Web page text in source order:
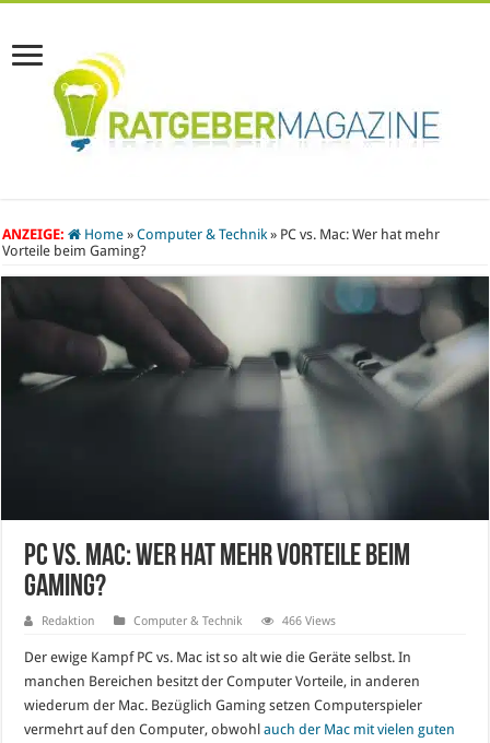
ANZEIGE: Home » Computer & Technik » PC vs. Mac: Wer hat mehr
Vorteile beim Gaming?
PC vs. Mac: Wer hat mehr Vorteile beim
Gaming?
Redaktion Computer & Technik 466 Views
Der ewige Kampf PC vs. Mac ist so alt wie die Geräte selbst. In
manchen Bereichen besitzt der Computer Vorteile, in anderen
wiederum der Mac. Bezüglich Gaming setzen Computerspieler
vermehrt auf den Computer, obwohlauch der Mac mit vielen guten